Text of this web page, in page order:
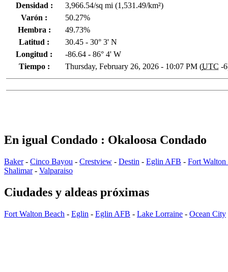
Densidad :
3,966.54/sq mi (1,531.49/km²)
Varón :
50.27%
Hembra :
49.73%
Latitud :
30.45 - 30° 3' N
Longitud :
-86.64 - 86° 4' W
Tiempo :
Thursday, February 26, 2026 - 10:07 PM (UTC -
En igual Condado : Okaloosa Condado
Baker- Cinco Bayou - Crestview - Destin - Eglin AFB - Fort Walton
Shalimar- Valparaiso
Ciudades y aldeas próximas
Fort Walton Beach - Eglin - Eglin AFB - Lake Lorraine - Ocean City